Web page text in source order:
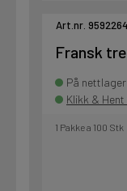
Art.nr. 9592264
Fransk
På nettlager
Klikk &
1 Pakke a 100 Stk